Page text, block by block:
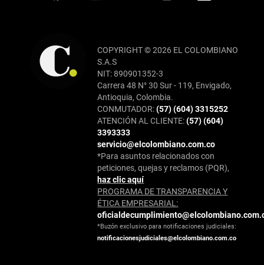
COPYRIGHT © 2026 EL COLOMBIANO
S.A.S
NIT: 890901352-3
Carrera 48 N° 30 Sur - 119, Envigado,
Antioquia, Colombia.
CONMUTADOR:(57) (604) 3315252
ATENCIÓN AL CLIENTE:(57) (604)
3393333
servicio@elcolombiano.com.co
*Para asuntos relacionados con
peticiones, quejas y reclamos (PQR),
haz clic aquí
PROGRAMA DE TRANSPARENCIA Y
ÉTICA EMPRESARIAL:
*Buzón exclusivo para notificaciones judiciales:
notificacionesjudiciales@elcolombiano.com.co